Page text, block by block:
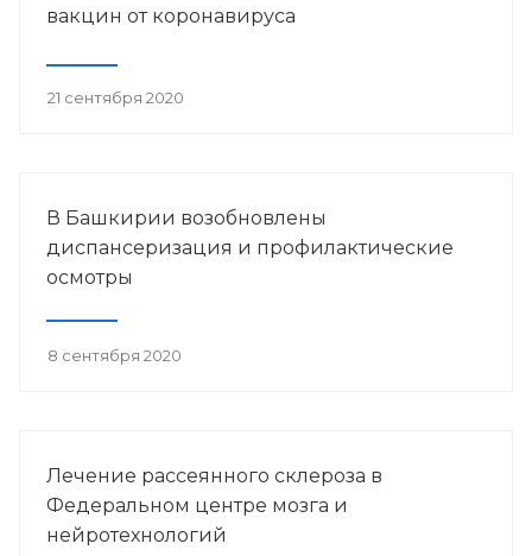
вакцин от коронавируса
21 сентября 2020
В Башкирии возобновлены
диспансеризация и профилактические
осмотры
8 сентября 2020
Лечение рассеянного склероза в
Федеральном центре мозга и
нейротехнологий